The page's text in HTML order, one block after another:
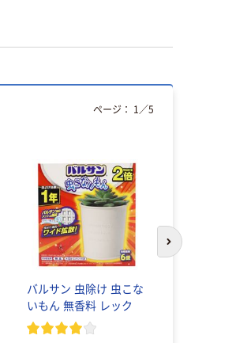
バルサン 虫除け 虫こな
いもん 無香料 レック
ページ： 1 ／5
次のスライド